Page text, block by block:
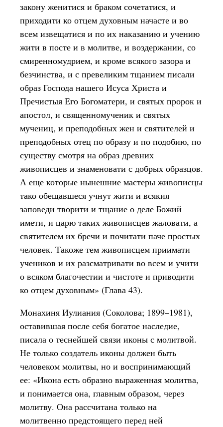
закону женитися и браком сочетатися, и
приходити ко отцем духовным начасте и во
всем извещатися и по их наказанию и учению
жити в посте и в молитве, и воздержании, со
смиренномудрием, и кроме всякого зазора и
безчинства, и с превеликим тщанием писали
образ Господа нашего Исуса Христа и
Пречистыя Его Богоматери, и святых пророк и
апостол, и священномученик и святых
мучениц, и преподобных жен и святителей и
преподобных отец по образу и по подобию, по
существу смотря на образ древних
живописцев и знаменовати с добрых образцов.
А еще которые нынешние мастеры живописцы
тако обещавшеся учнут жити и всякия
заповеди творити и тщание о деле Божий
имети, и царю таких живописцев жаловати, а
святителем их бречи и почитати паче простых
человек. Такоже тем живописцем приимати
учеников и их разсматривати во всем и учити
о всяком благочестии и чистоте и приводити
ко отцем духовным» (Глава 43).
Монахиня Иулиания (Соколова; 1899–1981),
оставившая после себя богатое наследие,
писала о теснейшей связи иконы с молитвой.
Не только создатель иконы должен быть
человеком молитвы, но и воспринимающий
ее: «Икона есть образно выраженная молитва,
и понимается она, главным образом, через
молитву. Она рассчитана только на
молитвенно предстоящего перед ней